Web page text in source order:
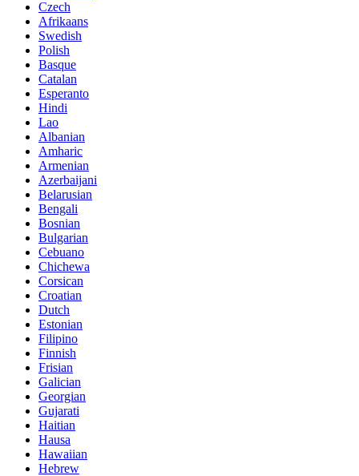
Czech
Afrikaans
Swedish
Polish
Basque
Catalan
Esperanto
Hindi
Lao
Albanian
Amharic
Armenian
Azerbaijani
Belarusian
Bengali
Bosnian
Bulgarian
Cebuano
Chichewa
Corsican
Croatian
Dutch
Estonian
Filipino
Finnish
Frisian
Galician
Georgian
Gujarati
Haitian
Hausa
Hawaiian
Hebrew